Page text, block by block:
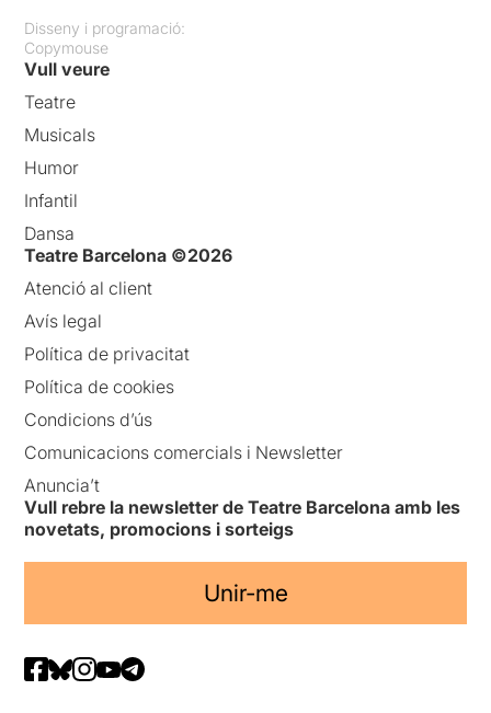
Disseny i programació:
Copymouse
Vull veure
Teatre
Musicals
Humor
Infantil
Dansa
Teatre Barcelona ©2026
Atenció al client
Avís legal
Política de privacitat
Política de cookies
Condicions d’ús
Comunicacions comercials i Newsletter
Anuncia’t
Vull rebre la newsletter de Teatre Barcelona amb les
novetats, promocions i sorteigs
Unir-me